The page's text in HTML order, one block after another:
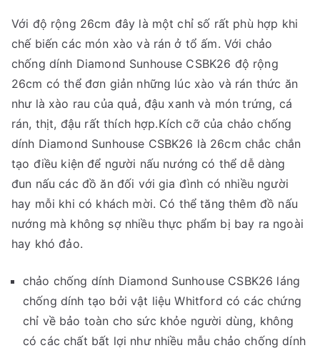
Với độ rộng 26cm đây là một chỉ số rất phù hợp khi
chế biến các món xào và rán ở tổ ấm. Với chảo
chống dính Diamond Sunhouse CSBK26 độ rộng
26cm có thể đơn giản những lúc xào và rán thức ăn
như là xào rau của quả, đậu xanh và món trứng, cá
rán, thịt, đậu rất thích hợp.Kích cỡ của chảo chống
dính Diamond Sunhouse CSBK26 là 26cm chắc chắn
tạo điều kiện để người nấu nướng có thể dễ dàng
đun nấu các đồ ăn đối với gia đình có nhiều người
hay mỗi khi có khách mời. Có thể tăng thêm đồ nấu
nướng mà không sợ nhiều thực phẩm bị bay ra ngoài
hay khó đảo.
chảo chống dính Diamond Sunhouse CSBK26 láng
chống dính tạo bởi vật liệu Whitford có các chứng
chỉ về bảo toàn cho sức khỏe người dùng, không
có các chất bất lợi như nhiều mẫu chảo chống dính